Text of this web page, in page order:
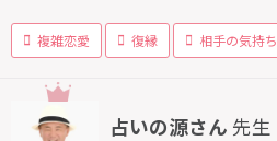
複雑恋愛 復縁 相手の気持ち
占いの源さん 先生